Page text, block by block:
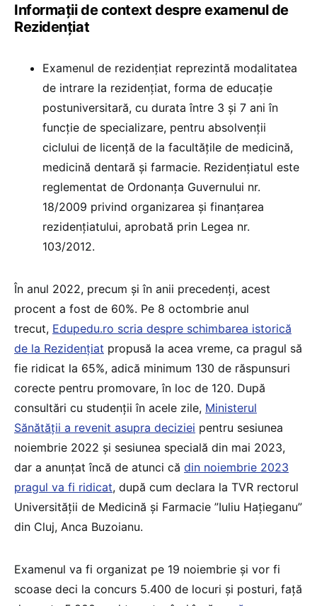
Informații de context despre examenul de
Rezidențiat
Examenul de rezidențiat reprezintă modalitatea
de intrare la rezidențiat, forma de educație
postuniversitară, cu durata între 3 și 7 ani în
funcție de specializare, pentru absolvenții
ciclului de licență de la facultățile de medicină,
medicină dentară şi farmacie. Rezidențiatul este
reglementat de Ordonanţa Guvernului nr.
18/2009 privind organizarea şi finanţarea
rezidenţiatului, aprobată prin Legea nr.
103/2012.
În anul 2022, precum și în anii precedenți, acest
procent a fost de 60%. Pe 8 octombrie anul
trecut, Edupedu.ro scria despre schimbarea istorică
de la Rezidențiat propusă la acea vreme, ca pragul să
fie ridicat la 65%, adică minimum 130 de răspunsuri
corecte pentru promovare, în loc de 120. După
consultări cu studenții în acele zile, Ministerul
Sănătății a revenit asupra deciziei pentru sesiunea
noiembrie 2022 și sesiunea specială din mai 2023,
dar a anunțat încă de atunci că din noiembrie 2023
pragul va fi ridicat, după cum declara la TVR rectorul
Universității de Medicină și Farmacie ”Iuliu Hațieganu”
din Cluj, Anca Buzoianu.
Examenul va fi organizat pe 19 noiembrie și vor fi
scoase deci la concurs 5.400 de locuri și posturi, față